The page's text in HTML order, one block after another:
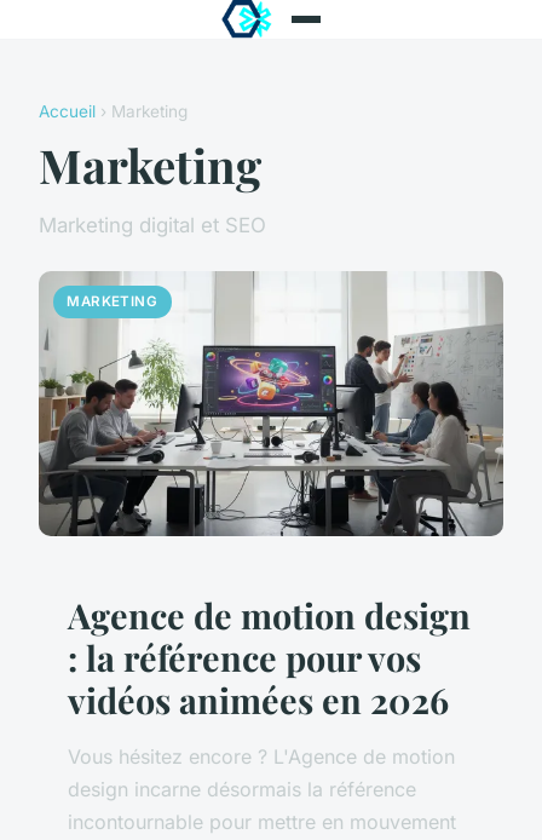
Accueil › Marketing
Marketing
Marketing digital et SEO
MARKETING
Agence de motion design
: la référence pour vos
vidéos animées en 2026
Vous hésitez encore ? L'Agence de motion
design incarne désormais la référence
incontournable pour mettre en mouvement